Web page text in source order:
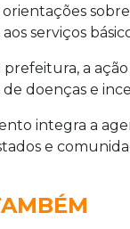
sobre
serviços
a
doenças e
integra a
e